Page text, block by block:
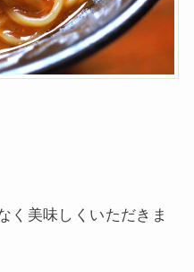
く美味しくいただきま